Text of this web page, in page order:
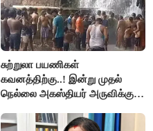
சுற்றுலா பயணிகள்
கவனத்திற்கு..! இன்று முதல்
நெல்லை அகஸ்தியர் அருவிக்கு